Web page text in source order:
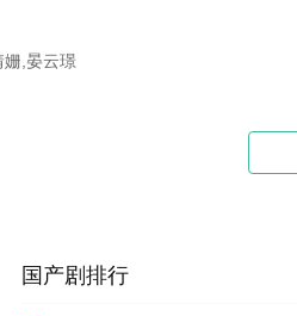
姗,晏云璟
国产剧排行